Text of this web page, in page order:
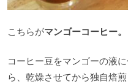
こちらがマンゴーコーヒー。
コーヒー豆をマンゴーの液
ら、乾燥させてから独自焙